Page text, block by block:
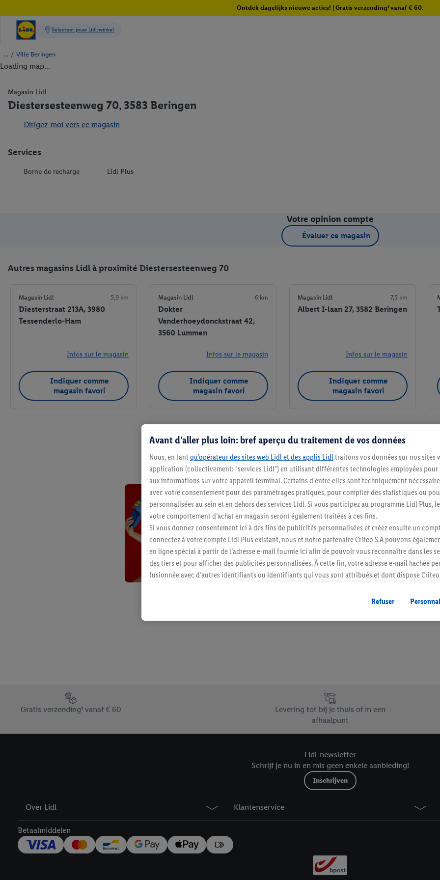
Ontdek dagelijks nieuwe acties! | Gratis verzending¹ vanaf € 60.
/ Ville Beringen
Loading map...
Magasin Lidl
Diestersesteenweg 70, 3583 Beringen
Dirigez-moi vers ce magasin
Services
Borne de recharge Lidl Plus
Votre opinion compte
Évaluer ce magasin
Autres magasins Lidl à proximité Diestersesteenweg 70
Magasin Lidl 5,9 km
Diesterstraat 213A, 3980
Tessenderlo-Ham
Infos sur le magasin
Indiquer comme
magasin favori
Magasin Lidl 6 km
Dokter
Vanderhoeydonckstraat 42,
3560 Lummen
Infos sur le magasin
Indiquer comme
magasin favori
Magasin Lidl 7,5 km
Albert I-laan 27, 3582 Beringen
Infos sur le magasin
Indiquer comme
magasin favori
Blijf op de
Schrijf je in op de
Inschrijven
Footerelement met de verschillende USPs van Lidl.be
Gratis verzending¹ vanaf € 60
Levering tot bij je thuis of in een
afhaalpunt
Lidl-newsletter
Schrijf je nu in en mis geen enkele aanbieding!
Inschrijven
Over Lidl Klantenservice
Betaalmiddelen
Avant d'aller plus loin: bref aperçu du traitement de vos données
Nous, en tant qu’opérateur des sites web Lidl et des applis Lidl traitons vos données sur nos sites
application (collectivement: "services Lidl") en utilisant différentes technologies employées pour
aux informations sur votre appareil terminal. Certains d'entre elles sont techniquement
avec votre consentement pour des paramétrages pratiques, pour compiler des statistiques ou
personnalisées au sein et en dehors des services Lidl. Si vous participez au programme Lidl Plus,
votre comportement d’achat en magasin seront également traitées à ces fins.
Si vous donnez consentement ici à des fins de publicités personnalisées et créez ensuite un
connectez à votre compte Lidl Plus existant, nous et notre partenaire Criteo S.A pouvons
en ligne spécial à partir de l’adresse e-mail fournie ici afin de pouvoir vous reconnaître dans les
des tiers et pour afficher des publicités personnalisées. À cette fin, votre adresse e-mail hachée
fusionnée avec d’autres identifiants ou identifiants qui vous sont attribués et dont dispose Criteo
vous avez montré de l’intérêt (par exemple en plaçant le produit dans un panier d’un webshop
l’achat) peuvent également être affichées sur plusieurs apppareils et plusieurs services de Lidl si
plusieurs services de Lidl peuvent vous être attribués en utilisant votre adresse e-mail hachée et,
informations sur la durée de conservation des données et votre droit de révoquer votre
déclaration relative à la protection des données
Refuser